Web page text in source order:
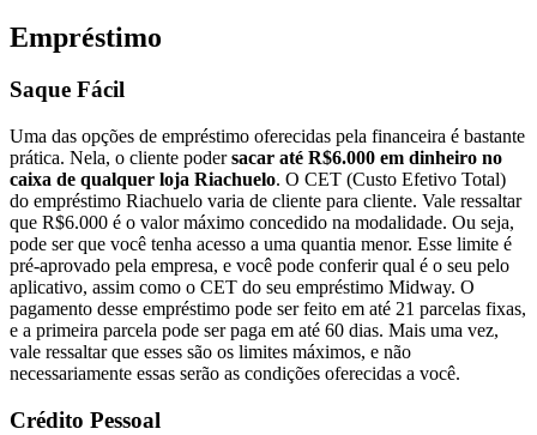
Empréstimo
Saque Fácil
Uma das opções de empréstimo oferecidas pela financeira é bastante
prática. Nela, o cliente podersacar até R$6.000 em dinheiro no
caixa de qualquer loja Riachuelo. O CET (Custo Efetivo Total)
do empréstimo Riachuelo varia de cliente para cliente. Vale ressaltar
que R$6.000 é o valor máximo concedido na modalidade. Ou seja,
pode ser que você tenha acesso a uma quantia menor. Esse limite é
pré-aprovado pela empresa, e você pode conferir qual é o seu pelo
aplicativo, assim como o CET do seu empréstimo Midway. O
pagamento desse empréstimo pode ser feito em até 21 parcelas fixas,
e a primeira parcela pode ser paga em até 60 dias. Mais uma vez,
vale ressaltar que esses são os limites máximos, e não
necessariamente essas serão as condições oferecidas a você.
Crédito Pessoal